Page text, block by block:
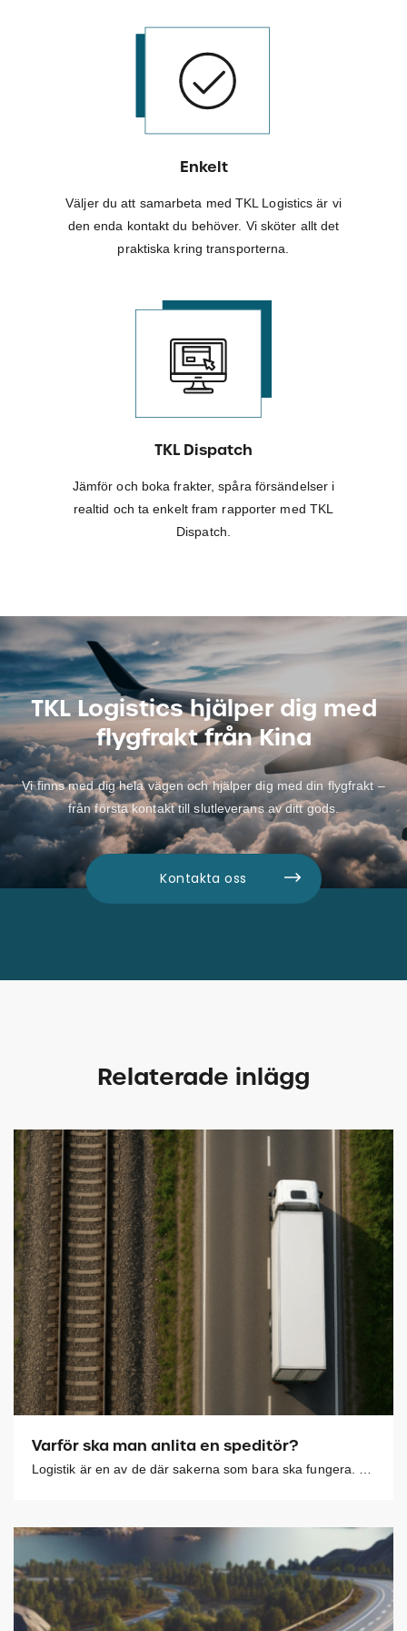
Enkelt
Väljer du att samarbeta med TKL Logistics är vi
den enda kontakt du behöver. Vi sköter allt det
praktiska kring transporterna.
TKL Dispatch
Jämför och boka frakter, spåra försändelser i
realtid och ta enkelt fram rapporter med TKL
Dispatch.
TKL Logistics hjälper dig med
flygfrakt från Kina
Vi finns med dig hela vägen och hjälper dig med din flygfrakt –
från första kontakt till slutleverans av ditt gods.
Kontakta oss
Relaterade inlägg
Varför ska man anlita en speditör?